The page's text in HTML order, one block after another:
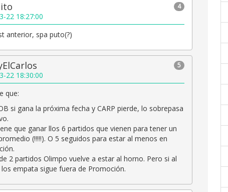
4
22 18:27:00
anterior, spa puto(?)
5
22 18:30:00
que:
si gana la próxima fecha y CARP pierde, lo sobrepasa
que ganar llos 6 partidos que vienen para tener un
(!!!!!). O 5 seguidos para estar al menos en
2 partidos Olimpo vuelve a estar al horno. Pero si al
empata sigue fuera de Promoción.